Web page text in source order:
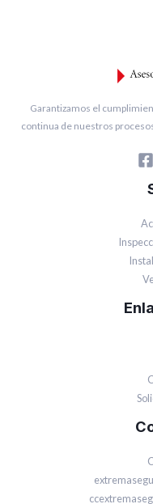
Garantizamos el
continua de nuestros